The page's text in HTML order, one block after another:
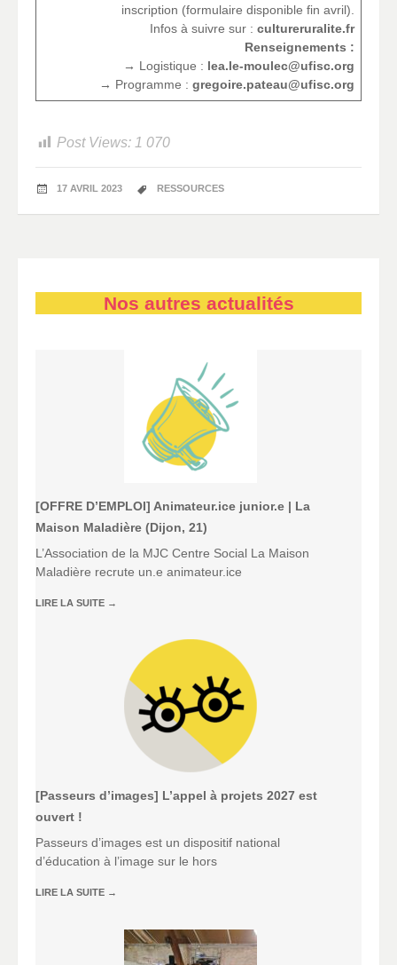
inscription (formulaire disponible fin avril).
Infos à suivre sur : cultureruralite.fr
Renseignements :
→ Logistique : lea.le-moulec@ufisc.org
→ Programme : gregoire.pateau@ufisc.org
Post Views: 1 070
17 AVRIL 2023 RESSOURCES
Nos autres actualités
[OFFRE D’EMPLOI] Animateur.ice junior.e | La
Maison Maladière (Dijon, 21)
L’Association de la MJC Centre Social La Maison
Maladière recrute un.e animateur.ice
LIRE LA SUITE →
[Passeurs d’images] L’appel à projets 2027 est
ouvert !
Passeurs d’images est un dispositif national
d’éducation à l’image sur le hors
LIRE LA SUITE →